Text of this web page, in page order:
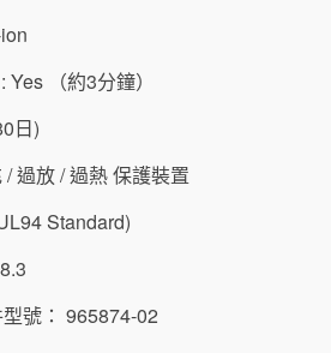
（約3分鐘）
日)
過放 / 過熱 保護裝置
Standard)
號： 965874-02